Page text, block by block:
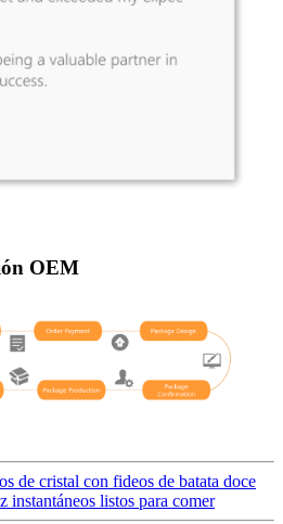
OEM
de cristal con fideos de batata doce
instantáneos listos para comer